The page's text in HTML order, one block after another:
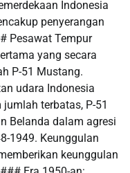
Indonesia
penyerangan
Pesawat Tempur
yang secara
P-51 Mustang.
udara Indonesia
terbatas, P-51
Belanda dalam agresi
1949. Keunggulan
keunggulan